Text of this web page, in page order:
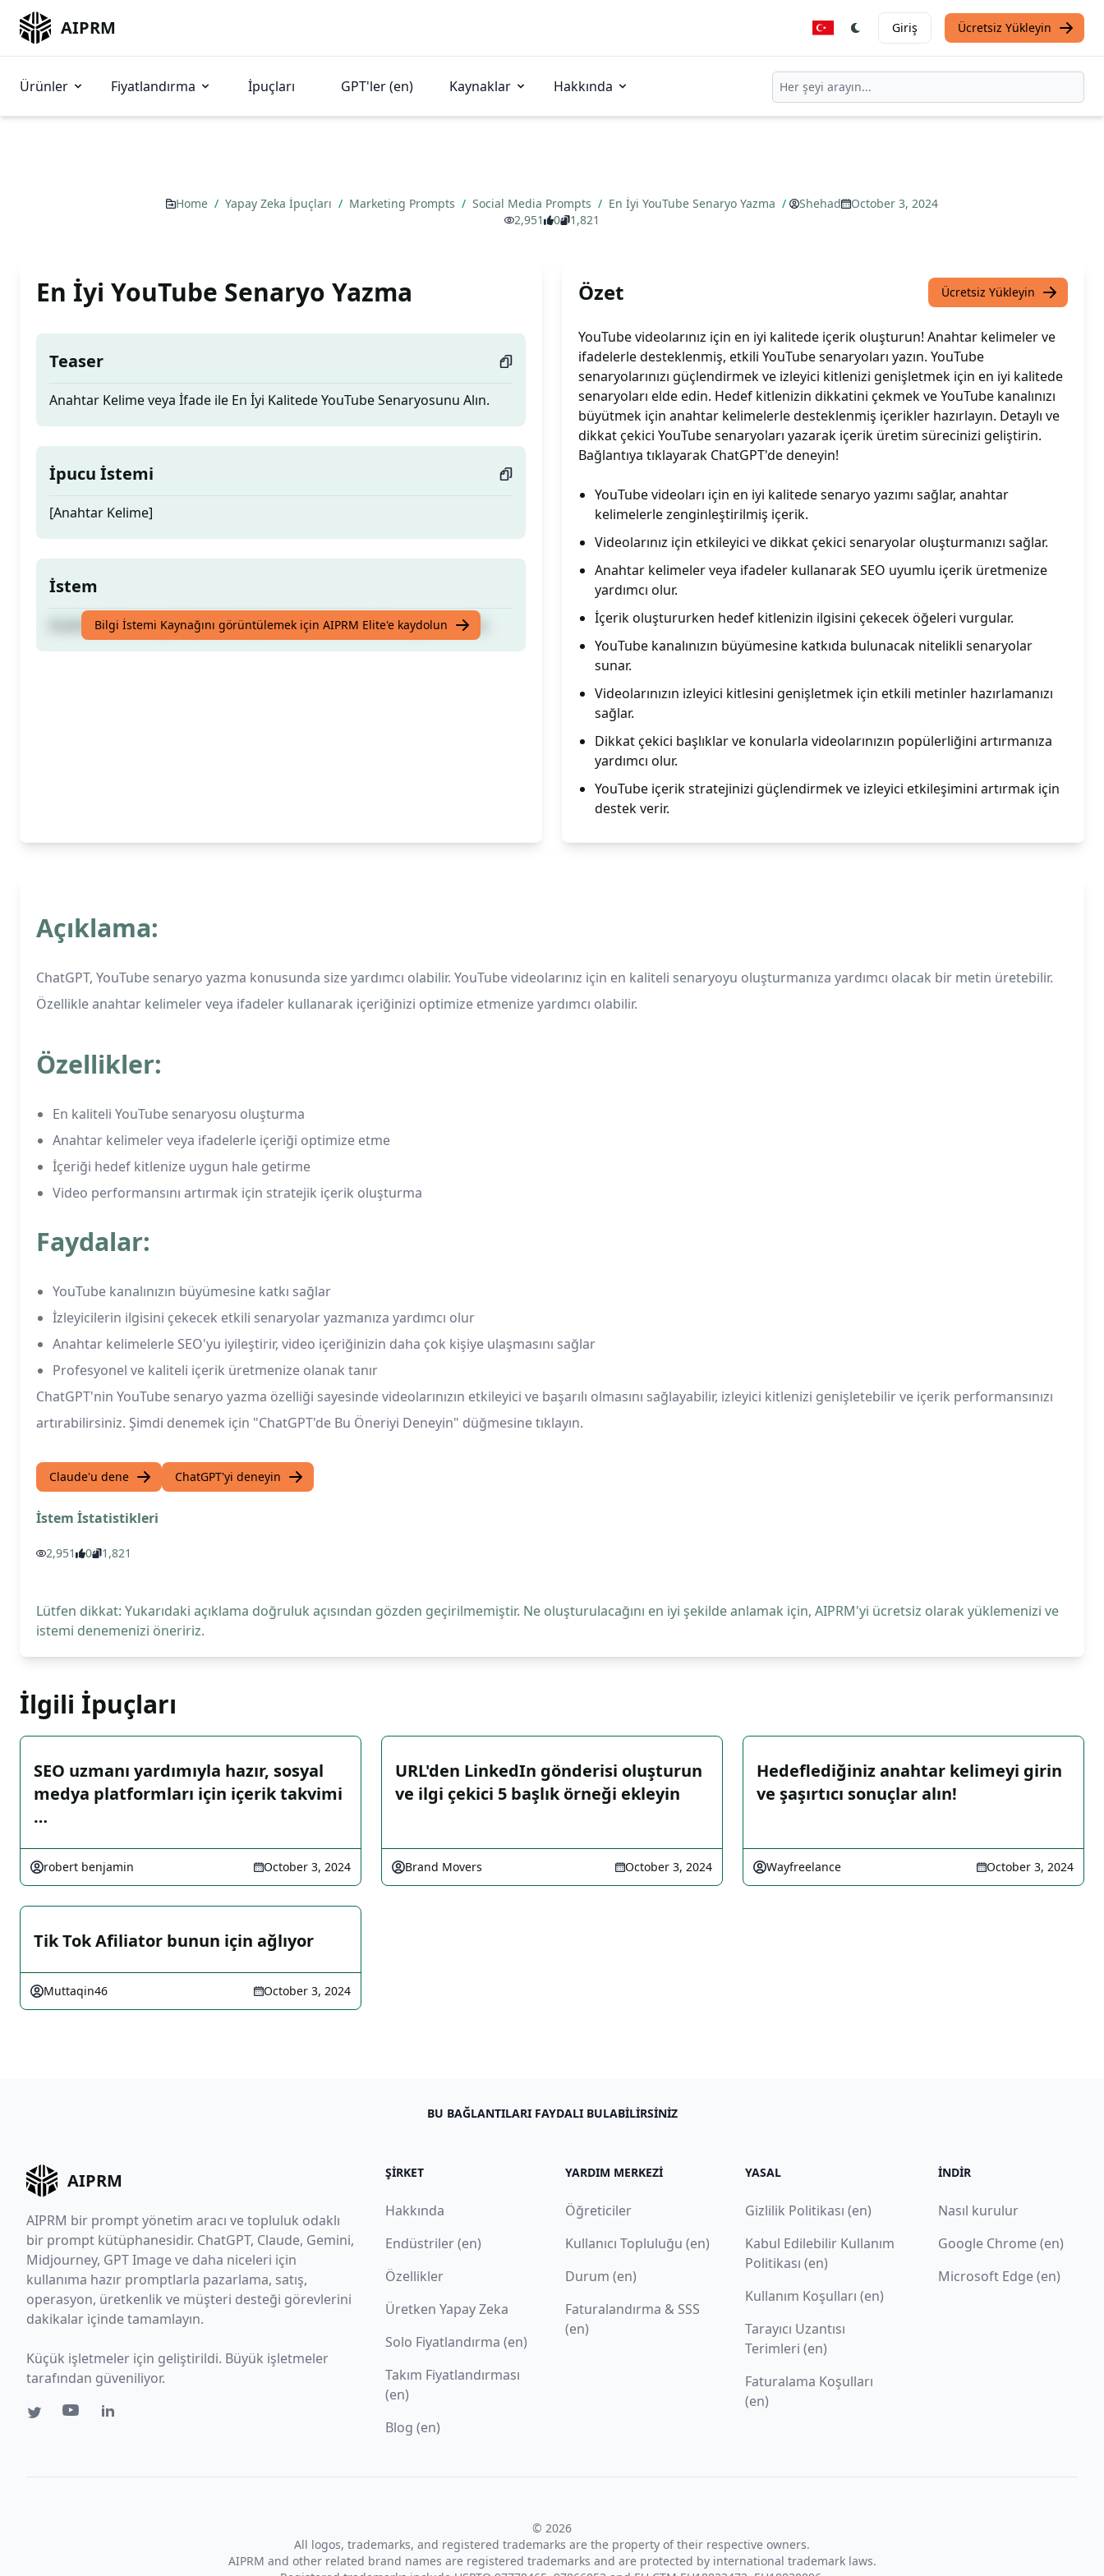
AIPRM Giriş Ücretsiz Yükleyin
Ürünler Fiyatlandırma İpuçları GPT'ler (en) Kaynaklar Hakkında
Home / Yapay Zeka İpuçları / Marketing Prompts / Social Media Prompts / En İyi YouTube Senaryo Yazma / Shehad
October 3, 2024
2,951
0 1,821
En İyi YouTube Senaryo Yazma
Teaser
Anahtar Kelime veya İfade ile En İyi Kalitede YouTube Senaryosunu Alın.
İpucu İstemi
[Anahtar Kelime]
İstem
Anahtar Kelime veya İfade ile En İyi Kalitede YouTube Senaryosunu Alın.
Bilgi İstemi Kaynağını görüntülemek için AIPRM Elite'e kaydolun
Özet Ücretsiz Yükleyin
YouTube videolarınız için en iyi kalitede içerik oluşturun! Anahtar kelimeler ve
ifadelerle desteklenmiş, etkili YouTube senaryoları yazın. YouTube
senaryolarınızı güçlendirmek ve izleyici kitlenizi genişletmek için en iyi kalitede
senaryoları elde edin. Hedef kitlenizin dikkatini çekmek ve YouTube kanalınızı
büyütmek için anahtar kelimelerle desteklenmiş içerikler hazırlayın. Detaylı ve
dikkat çekici YouTube senaryoları yazarak içerik üretim sürecinizi geliştirin.
Bağlantıya tıklayarak ChatGPT'de deneyin!
YouTube videoları için en iyi kalitede senaryo yazımı sağlar, anahtar
kelimelerle zenginleştirilmiş içerik.
Videolarınız için etkileyici ve dikkat çekici senaryolar oluşturmanızı sağlar.
Anahtar kelimeler veya ifadeler kullanarak SEO uyumlu içerik üretmenize
yardımcı olur.
İçerik oluştururken hedef kitlenizin ilgisini çekecek öğeleri vurgular.
YouTube kanalınızın büyümesine katkıda bulunacak nitelikli senaryolar
sunar.
Videolarınızın izleyici kitlesini genişletmek için etkili metinler hazırlamanızı
sağlar.
Dikkat çekici başlıklar ve konularla videolarınızın popülerliğini artırmanıza
yardımcı olur.
YouTube içerik stratejinizi güçlendirmek ve izleyici etkileşimini artırmak için
destek verir.
Açıklama:
ChatGPT, YouTube senaryo yazma konusunda size yardımcı olabilir. YouTube videolarınız için en kaliteli senaryoyu oluşturmanıza yardımcı olacak bir metin üretebilir.
Özellikle anahtar kelimeler veya ifadeler kullanarak içeriğinizi optimize etmenize yardımcı olabilir.
Özellikler:
En kaliteli YouTube senaryosu oluşturma
Anahtar kelimeler veya ifadelerle içeriği optimize etme
İçeriği hedef kitlenize uygun hale getirme
Video performansını artırmak için stratejik içerik oluşturma
Faydalar:
YouTube kanalınızın büyümesine katkı sağlar
İzleyicilerin ilgisini çekecek etkili senaryolar yazmanıza yardımcı olur
Anahtar kelimelerle SEO'yu iyileştirir, video içeriğinizin daha çok kişiye ulaşmasını sağlar
Profesyonel ve kaliteli içerik üretmenize olanak tanır
ChatGPT'nin YouTube senaryo yazma özelliği sayesinde videolarınızın etkileyici ve başarılı olmasını sağlayabilir, izleyici kitlenizi genişletebilir ve içerik performansınızı
artırabilirsiniz. Şimdi denemek için "ChatGPT'de Bu Öneriyi Deneyin" düğmesine tıklayın.
Claude'u dene ChatGPT'yi deneyin
İstem İstatistikleri
2,951 0 1,821
Lütfen dikkat: Yukarıdaki açıklama doğruluk açısından gözden geçirilmemiştir. Ne oluşturulacağını en iyi şekilde anlamak için, AIPRM'yi ücretsiz olarak yüklemenizi ve
istemi denemenizi öneririz.
İlgili İpuçları
SEO uzmanı yardımıyla hazır, sosyal
medya platformları için içerik takvimi
…
robert benjamin October 3, 2024
URL'den LinkedIn gönderisi oluşturun
ve ilgi çekici 5 başlık örneği ekleyin
Brand Movers October 3, 2024
Hedeflediğiniz anahtar kelimeyi girin
ve şaşırtıcı sonuçlar alın!
Wayfreelance October 3, 2024
Tik Tok Afiliator bunun için ağlıyor
Muttaqin46 October 3, 2024
BU BAĞLANTILARI FAYDALI BULABILIRSINIZ
AIPRM
AIPRM bir prompt yönetim aracı ve topluluk odaklı
bir prompt kütüphanesidir. ChatGPT, Claude, Gemini,
Midjourney, GPT Image ve daha niceleri için
kullanıma hazır promptlarla pazarlama, satış,
operasyon, üretkenlik ve müşteri desteği görevlerini
dakikalar içinde tamamlayın.
Küçük işletmeler için geliştirildi. Büyük işletmeler
tarafından güveniliyor.
ŞIRKET
Hakkında
Endüstriler (en)
Özellikler
Üretken Yapay Zeka
Solo Fiyatlandırma (en)
Takım Fiyatlandırması
(en)
Blog (en)
YARDIM MERKEZI
Öğreticiler
Kullanıcı Topluluğu (en)
Durum (en)
Faturalandırma & SSS
(en)
YASAL
Gizlilik Politikası (en)
Kabul Edilebilir Kullanım
Politikası (en)
Kullanım Koşulları (en)
Tarayıcı Uzantısı
Terimleri (en)
Faturalama Koşulları
(en)
İNDIR
Nasıl kurulur
Google Chrome (en)
Microsoft Edge (en)
© 2026
All logos, trademarks, and registered trademarks are the property of their respective owners.
AIPRM and other related brand names are registered trademarks and are protected by international trademark laws.